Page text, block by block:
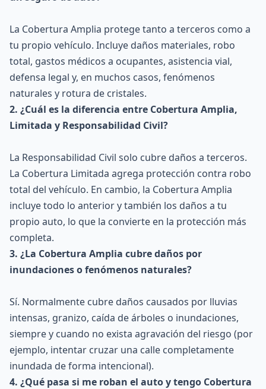
La Cobertura Amplia protege tanto a terceros como a
tu propio vehículo. Incluye daños materiales, robo
total, gastos médicos a ocupantes, asistencia vial,
defensa legal y, en muchos casos, fenómenos
naturales y rotura de cristales.
2. ¿Cuál es la diferencia entre Cobertura Amplia,
Limitada y Responsabilidad Civil?
La Responsabilidad Civil solo cubre daños a terceros.
La Cobertura Limitada agrega protección contra robo
total del vehículo. En cambio, la Cobertura Amplia
incluye todo lo anterior y también los daños a tu
propio auto, lo que la convierte en la protección más
completa.
3. ¿La Cobertura Amplia cubre daños por
inundaciones o fenómenos naturales?
Sí. Normalmente cubre daños causados por lluvias
intensas, granizo, caída de árboles o inundaciones,
siempre y cuando no exista agravación del riesgo (por
ejemplo, intentar cruzar una calle completamente
inundada de forma intencional).
4. ¿Qué pasa si me roban el auto y tengo Cobertura